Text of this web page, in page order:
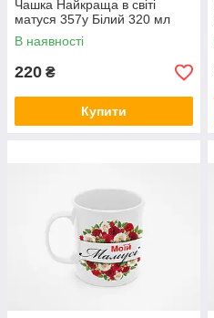
Чашка Найкраща в світі
матуся 357у Білий 320 мл
В наявності
220 ₴
Купити